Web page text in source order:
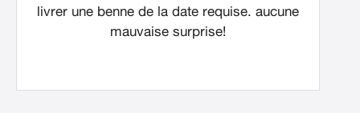
livrer une benne de la date requise. aucune
mauvaise surprise!